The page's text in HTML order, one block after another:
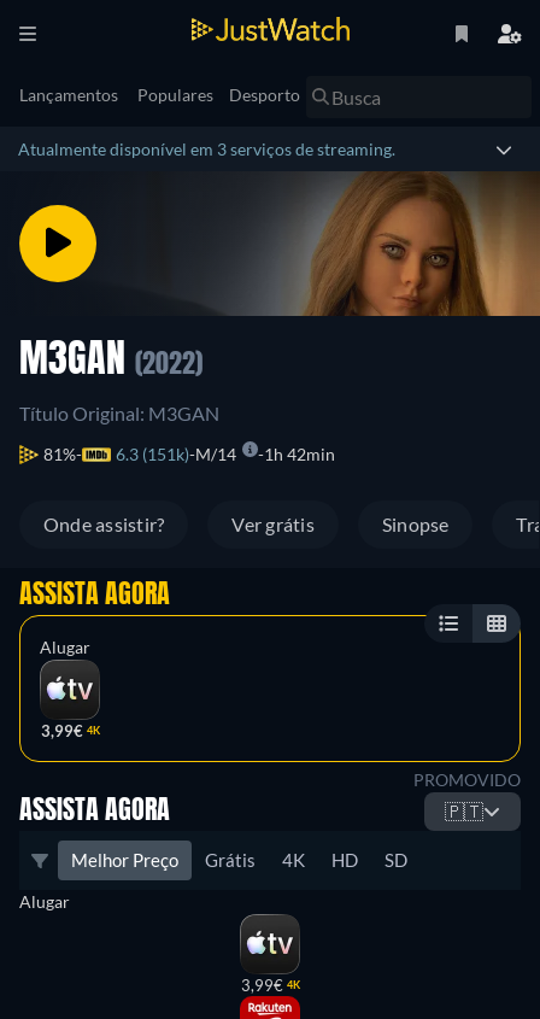
Lançamentos Populares Desporto
Atualmente disponível em 3 serviços de streaming.
M3GAN (2022)
Título Original: M3GAN
81% 6.3 (151k) M/14 1h 42min
Onde assistir? Ver grátis Sinopse
ASSISTA AGORA
Alugar
3,99€ 4K
PROMOVIDO
ASSISTA AGORA 🇵🇹
Melhor Preço Grátis 4K HD SD
Alugar
3,99€ 4K